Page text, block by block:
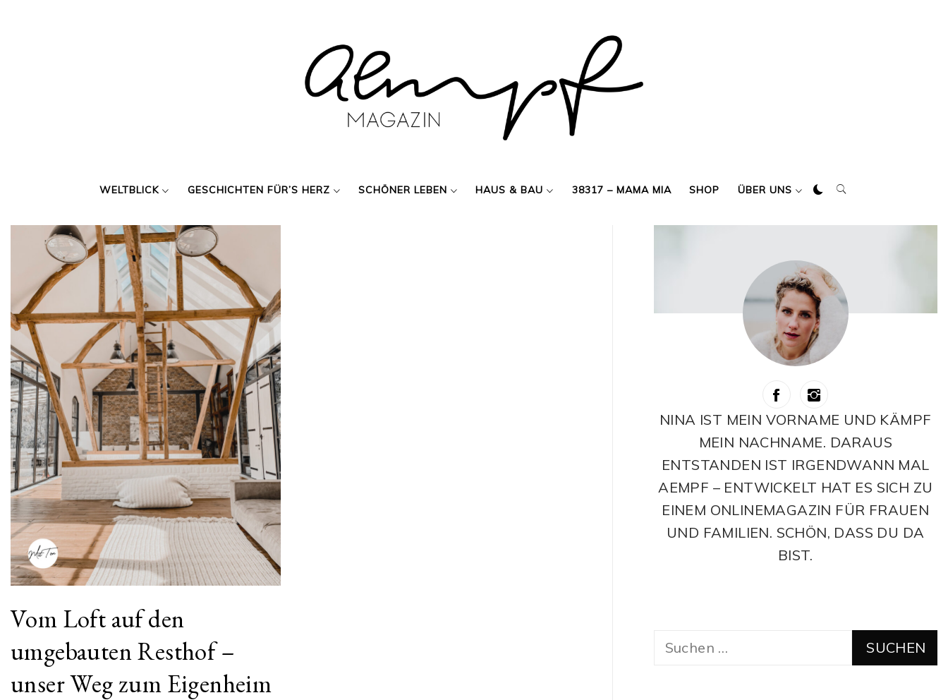
WELTBLICK GESCHICHTEN FÜR’S HERZ SCHÖNER LEBEN HAUS & BAU 38317 – MAMA MIA SHOP ÜBER UNS
Vom Loft auf den
umgebauten Resthof –
unser Weg zum Eigenheim
NINA IST MEIN VORNAME UND KÄMPF
MEIN NACHNAME. DARAUS
ENTSTANDEN IST IRGENDWANN MAL
AEMPF – ENTWICKELT HAT ES SICH ZU
EINEM ONLINEMAGAZIN FÜR FRAUEN
UND FAMILIEN. SCHÖN, DASS DU DA
BIST.
Suchen